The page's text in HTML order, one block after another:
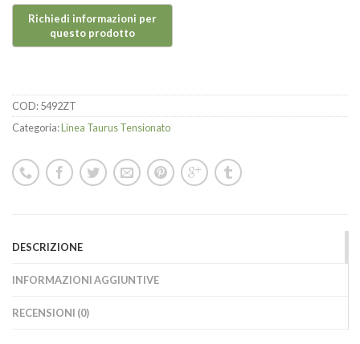
COD:5492ZT
Categoria:Linea Taurus Tensionato
DESCRIZIONE
INFORMAZIONI AGGIUNTIVE
RECENSIONI (0)